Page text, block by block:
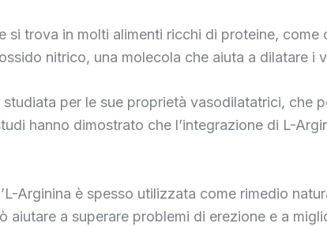
si trova in molti alimenti ricchi di proteine,
nitrico, una molecola che aiuta a dilatare i
per le sue proprietà vasodilatatrici, che
hanno dimostrato che l’integrazione di L-
Arginina è spesso utilizzata come rimedio
a superare problemi di erezione e a